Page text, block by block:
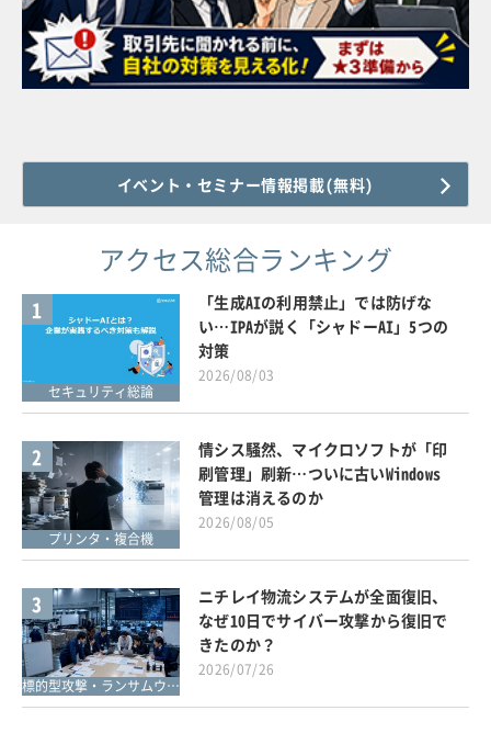
イベント・セミナー情報掲載(無料)
アクセス総合ランキング
1
セキュリティ総論
「生成AIの利用禁止」では防げな
い…IPAが説く「シャドーAI」5つの
対策
2026/08/03
2
プリンタ・複合機
情シス騒然、マイクロソフトが「印
刷管理」刷新…ついに古いWindows
管理は消えるのか
2026/08/05
3
標的型攻撃・ランサムウェア対策
ニチレイ物流システムが全面復旧、
なぜ10日でサイバー攻撃から復旧で
きたのか？
2026/07/26